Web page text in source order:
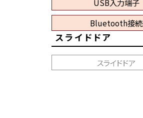
USB入力端子
Bluetooth接続
スライドドア
スライドドア